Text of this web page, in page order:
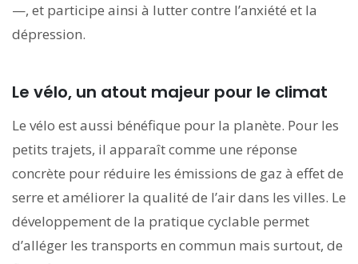
—, et participe ainsi à lutter contre l’anxiété et la
dépression.
Le vélo, un atout majeur pour le climat
Le vélo est aussi bénéfique pour la planète. Pour les
petits trajets, il apparaît comme une réponse
concrète pour réduire les émissions de gaz à effet de
serre et améliorer la qualité de l’air dans les villes. Le
développement de la pratique cyclable permet
d’alléger les transports en commun mais surtout, de